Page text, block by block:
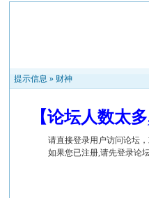
提示信息 » 财神
【论坛人数太
请直接登录用户访问论坛
如果您已注册,请先登录论